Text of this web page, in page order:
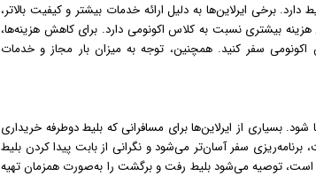
برخی ایرلاین‌ها به دلیل ارائه خدمات بیشتر و کیفیت بالاتر،
بیشتری نسبت به کلاس اکونومی دارد. برای کاهش هزینه‌ها،
اکونومی سفر کنید. همچنین، توجه به میزان بار مجاز و خدمات
بسیاری از ایرلاین‌ها برای مسافرانی که بلیط دوطرفه خریداری
سفر آسان‌تر می‌شود و نگرانی از بابت پیدا کردن بلیط
توصیه می‌شود بلیط رفت و برگشت را به‌صورت همزمان تهیه